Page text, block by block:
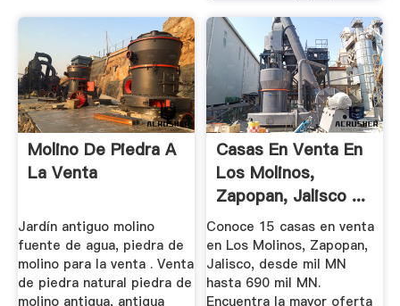
Molino De Piedra A
La Venta
Jardín antiguo molino
fuente de agua, piedra de
molino para la venta . Venta
de piedra natural piedra de
molino antigua, antigua
Casas En Venta En
Los Molinos,
Zapopan, Jalisco ...
Conoce 15 casas en venta
en Los Molinos, Zapopan,
Jalisco, desde mil MN
hasta 690 mil MN.
Encuentra la mayor oferta